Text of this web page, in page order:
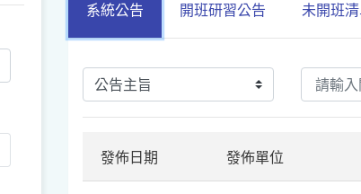
系統公告 開班研習公告 未開班
發佈日期 發佈單位